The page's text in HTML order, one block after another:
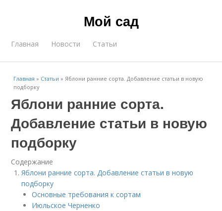
Мой сад
Главная Новости Статьи
Главная » Статьи »Яблони ранние сорта. Добавление статьи в новую
подборку
Яблони ранние сорта.
Добавление статьи в новую
подборку
Содержание
Яблони ранние сорта. Добавление статьи в новую
подборку
Основные требования к сортам
Июльское Черненко